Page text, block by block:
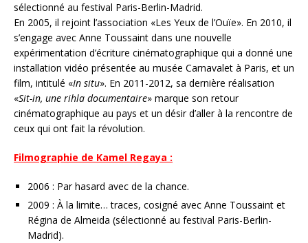
sélectionné au festival Paris-Berlin-Madrid.
En 2005, il rejoint l’association «Les Yeux de l’Ouïe». En 2010, il
s’engage avec Anne Toussaint dans une nouvelle
expérimentation d’écriture cinématographique qui a donné une
installation vidéo présentée au musée Carnavalet à Paris, et un
film, intitulé «In situ». En 2011-2012, sa dernière réalisation
«Sit-in, une rihla documentaire» marque son retour
cinématographique au pays et un désir d’aller à la rencontre de
ceux qui ont fait la révolution.
Filmographie de Kamel Regaya :
2006 : Par hasard avec de la chance.
2009 : À la limite… traces, cosigné avec Anne Toussaint et
Régina de Almeida (sélectionné au festival Paris-Berlin-
Madrid).